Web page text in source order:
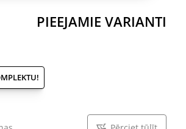
PIEEJAMIE VARIANTI